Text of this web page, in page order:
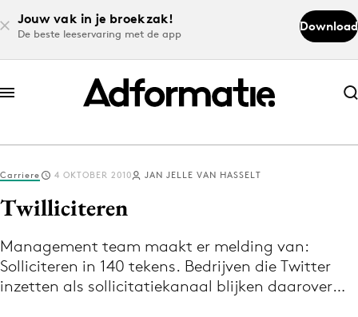
Jouw vak in je broekzak!
De beste leeservaring met de app
Download
Abonneer nu
Abonneer nu
Log in
Download de app
Volg het laatste nieuws via de Adformatie
Nieuws app
Carriere 4 OKTOBER 2010 JAN JELLE VAN HASSELT
Twilliciteren
Management team maakt er melding van:
Solliciteren in 140 tekens. Bedrijven die Twitter
inzetten als sollicitatiekanaal blijken daarover…